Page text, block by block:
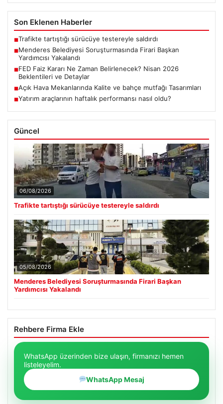
Son Eklenen Haberler
■Trafikte tartıştığı sürücüye testereyle saldırdı
■Menderes Belediyesi Soruşturmasında Firari Başkan
Yardımcısı Yakalandı
■FED Faiz Kararı Ne Zaman Belirlenecek? Nisan 2026
Beklentileri ve Detaylar
■Açık Hava Mekanlarında Kalite ve bahçe mutfağı Tasarımları
■Yatırım araçlarının haftalık performansı nasıl oldu?
Güncel
06/08/2026
Trafikte tartıştığı sürücüye testereyle saldırdı
05/08/2026
Menderes Belediyesi Soruşturmasında Firari Başkan
Yardımcısı Yakalandı
Rehbere Firma Ekle
WhatsApp üzerinden bize ulaşın, firmanızı hemen
listeleyelim.
WhatsApp Mesaj